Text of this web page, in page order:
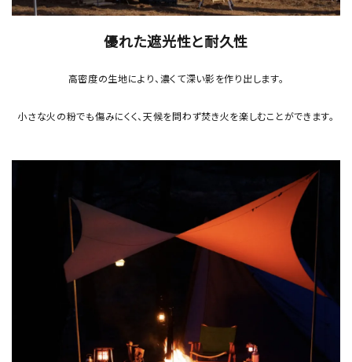
優れた遮光性と耐久性
高密度の生地により、濃くて深い影を作り出します。
小さな火の粉でも傷みにくく、天候を問わず焚き火を楽しむことができます。